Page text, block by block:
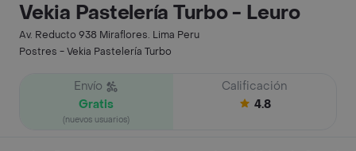
Vekia Pastelería Turbo - Leuro
Av. Reducto 938 Miraflores. Lima Peru
Postres - Vekia Pastelería Turbo
Envío
Gratis
(nuevos usuarios)
Calificación
4.8